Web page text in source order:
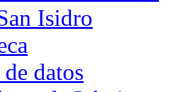
Isidro
de datos